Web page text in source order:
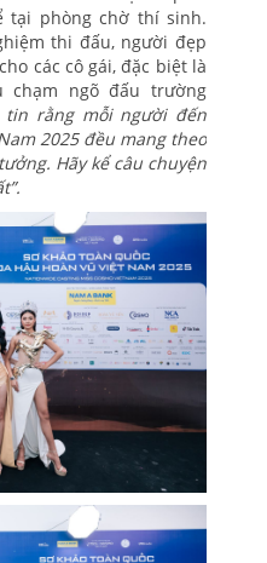
phòng chờ thí sinh.
thi đấu, người đẹp
các cô gái, đặc biệt là
chạm ngõ đấu trường
tin rằng mỗi người đến
2025 đều mang theo
Hãy kể câu chuyện